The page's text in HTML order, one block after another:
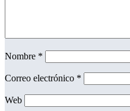
Nombre *
Correo electrónico *
Web